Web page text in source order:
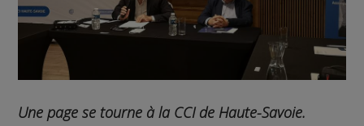
Une page se tourne à la CCI de Haute-Savoie.